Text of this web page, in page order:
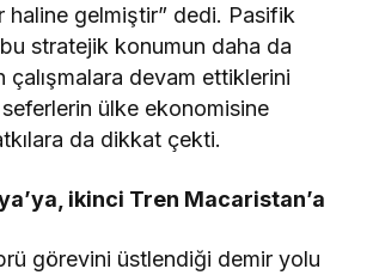
haline gelmiştir” dedi. Pasifik
stratejik konumun daha da
çalışmalara devam ettiklerini
ülke ekonomisine
da dikkat çekti.
ikinci Tren Macaristan’a
görevini üstlendiği demir yolu